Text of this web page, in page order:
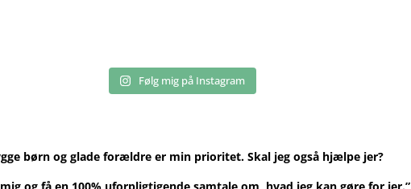
Følg mig på Instagram
børn og glade forældre er min prioritet. Skal jeg også hjælpe jer?